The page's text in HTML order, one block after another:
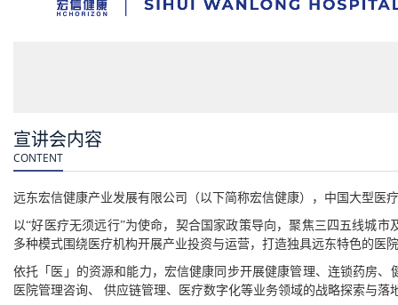
宣讲会内容
CONTENT
远东宏信健康产业发展有限公司（以下简称宏信健康），中国大型医
以“好医疗无须远行”为使命，契合国家政策导向，聚焦三四五线城
多种模式围绕医疗机构开展产业投资与运营，打造独具远东特色的医
依托「医」的资源和能力，宏信健康同步开展健康管理、连锁药房
医院管理咨询、
供应链管理、医疗数字化等业务领域的战略探索与落